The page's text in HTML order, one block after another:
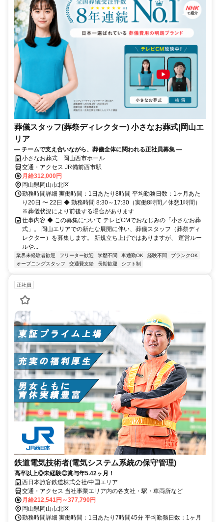
葬儀スタッフ(葬祭ディレクター) 小さなお葬式|岡山エ
リア
― チームで支え合いながら、葬儀全体に関われる正社員募集 ―
小さなお葬式 岡山西市ホール
交通・アクセス JR備前西市駅
月給312,000円
岡山県岡山市北区
勤務時間詳細 実働時間：1日あたり8時間 平均勤務日数：1ヶ月あた
り20日 〜 22日 ◆ 勤務時間 8:30～17:30（実働8時間／休憩1時間）
※葬儀状況により前後する場合があります
仕事内容 ◆ この募集について テレビCMでおなじみの「小さなお葬
式」。 岡山エリアでの新たな展開に伴い、葬儀スタッフ（葬祭ディ
レクター）を募集します。 新規立ち上げではありますが、 運営ルー
ルや...
業界未経験者歓迎 フリーター歓迎 学歴不問 車通勤OK 経験不問
ブランクOK
オープニングスタッフ
交通費支給 長期歓迎 シフト制
正社員
鉄道電気技術者(電気システム系統の保守管理)
高卒以上◎未経験◎賞与年5.42ヶ月！
西日本旅客鉄道株式会社/中国エリア
交通・アクセス 当社事業エリア内の各支社・駅・車両所など
月給212,541円～377,790円
岡山県岡山市北区
勤務時間詳細 実働時間：1日あたり7時間45分 平均勤務日数：1ヶ月